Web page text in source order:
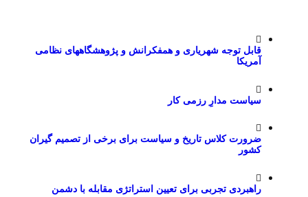
قابل توجه شهریاری و همفکرانش و پژوهشگاههای نظامی
آمریکا
سیاست مدارِ رزمی کار
ضرورت کلاس تاریخ و سیاست برای برخی از تصمیم گیران
کشور
راهبردی تجربی برای تعیین استراتژی مقابله با دشمن